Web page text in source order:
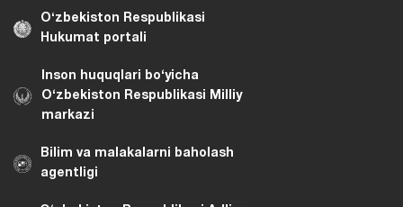
Oʻzbekiston Respublikasi
Hukumat portali
Inson huquqlari bo‘yicha
O‘zbekiston Respublikasi Milliy
markazi
Bilim va malakalarni baholash
agentligi